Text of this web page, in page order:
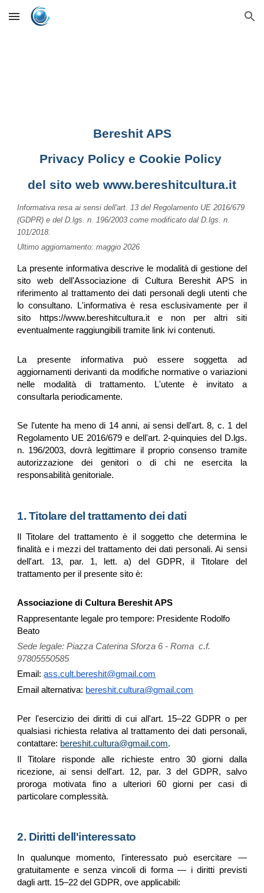
Skip to main content Skip to navigation
Bereshit APS
Privacy Policy e Cookie Policy
del sito web www.bereshitcultura.it
Informativa resa ai sensi dell'art. 13 del Regolamento UE 2016/679
(GDPR) e del D.lgs. n. 196/2003 come modificato dal D.lgs. n.
101/2018.
Ultimo aggiornamento: maggio 2026
La presente informativa descrive le modalità di gestione del
sito web dell'Associazione di Cultura Bereshit APS in
riferimento al trattamento dei dati personali degli utenti che
lo consultano. L'informativa è resa esclusivamente per il
sito https://www.bereshitcultura.it e non per altri siti
eventualmente raggiungibili tramite link ivi contenuti.
La presente informativa può essere soggetta ad
aggiornamenti derivanti da modifiche normative o variazioni
nelle modalità di trattamento. L'utente è invitato a
consultarla periodicamente.
Se l'utente ha meno di 14 anni, ai sensi dell'art. 8, c. 1 del
Regolamento UE 2016/679 e dell'art. 2-quinquies del D.lgs.
n. 196/2003, dovrà legittimare il proprio consenso tramite
autorizzazione dei genitori o di chi ne esercita la
responsabilità genitoriale.
1. Titolare del trattamento dei dati
Il Titolare del trattamento è il soggetto che determina le
finalità e i mezzi del trattamento dei dati personali. Ai sensi
dell'art. 13, par. 1, lett. a) del GDPR, il Titolare del
trattamento per il presente sito è:
Associazione di Cultura Bereshit APS
Rappresentante legale pro tempore: Presidente Rodolfo
Beato
Sede legale: Piazza Caterina Sforza 6 - Roma c.f.
97805550585
Email:ass.cult.bereshit@gmail.com
Email alternativa: bereshit.cultura@gmail.com
Per l'esercizio dei diritti di cui all'art. 15–22 GDPR o per
qualsiasi richiesta relativa al trattamento dei dati personali,
contattare: bereshit.cultura@gmail.com.
Il Titolare risponde alle richieste entro 30 giorni dalla
ricezione, ai sensi dell'art. 12, par. 3 del GDPR, salvo
proroga motivata fino a ulteriori 60 giorni per casi di
particolare complessità.
2. Diritti dell'interessato
In qualunque momento, l'interessato può esercitare —
gratuitamente e senza vincoli di forma — i diritti previsti
dagli artt. 15–22 del GDPR, ove applicabili: